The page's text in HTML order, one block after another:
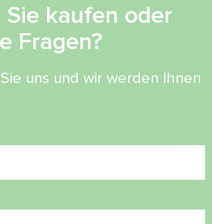
kaufen oder
Fragen?
uns und wir werden Ihnen